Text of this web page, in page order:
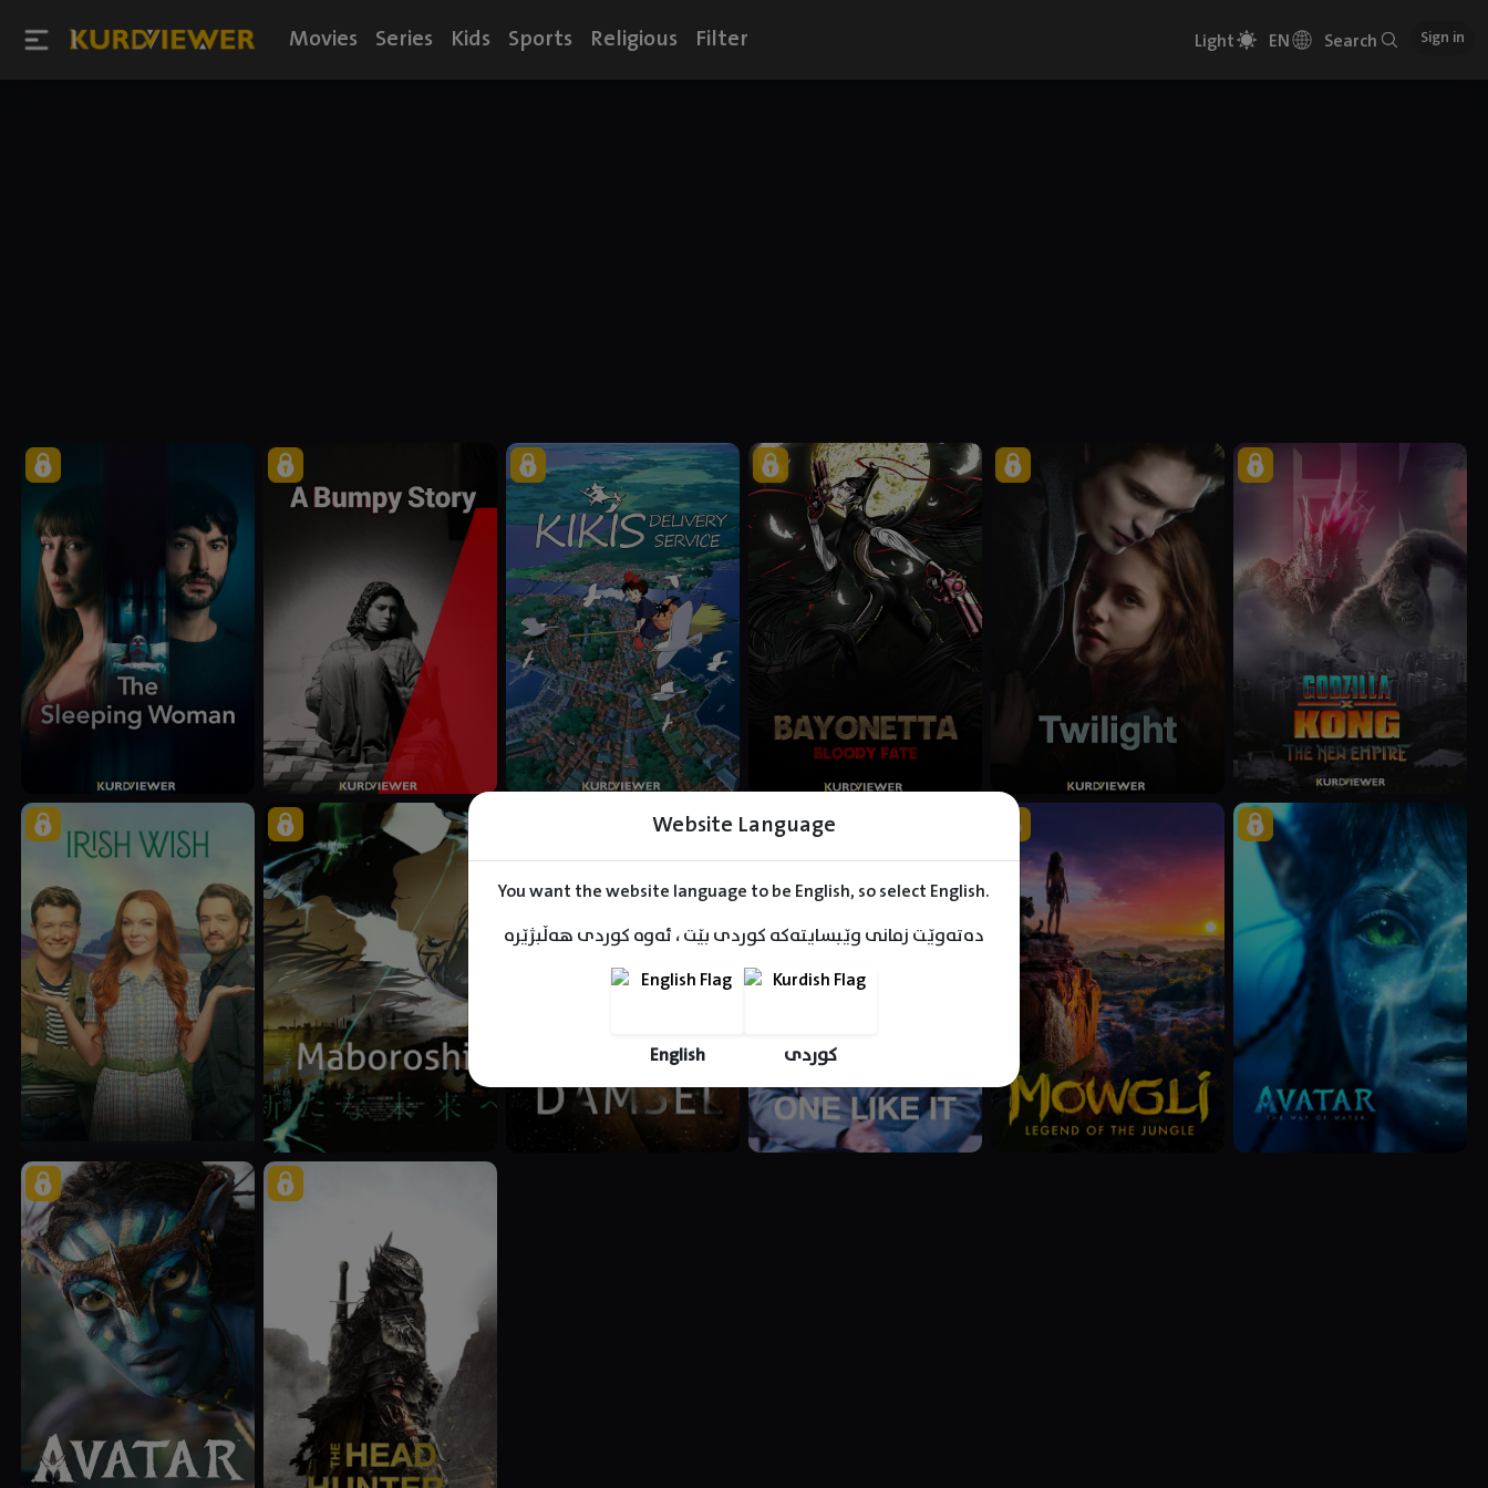
Website Language
You want the website language to be English, so select English.
دەتەوێت زمانی وێبسایتەکە کوردی بێت ، ئەوە کوردی هەڵبژێرە
English کوردی
Movies Series Kids Sports Religious Filter Light EN Search Sign in